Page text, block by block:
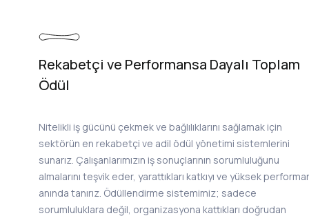
Rekabetçi ve Performansa Dayalı Toplam
Ödül
Nitelikli iş gücünü çekmek ve bağlılıklarını sağlamak için
sektörün en rekabetçi ve adil ödül yönetimi sistemlerini
sunarız. Çalışanlarımızın iş sonuçlarının sorumluluğunu
almalarını teşvik eder, yarattıkları katkıyı ve yüksek
anında tanırız. Ödüllendirme sistemimiz; sadece
sorumluluklara değil, organizasyona kattıkları doğrudan